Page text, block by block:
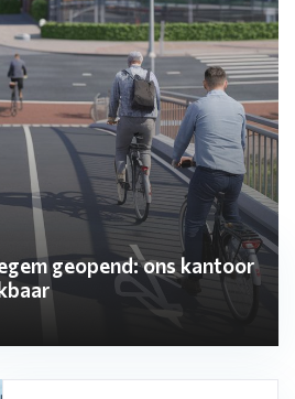
geopend: ons kantoor